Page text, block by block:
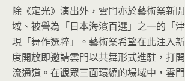
除《定光》演出外，雲門亦於藝術祭新
域、被譽為「日本海濱百選」之一的「
現「舞作選粹」。藝術祭希望在此注入
度開放即邀請雲門以共舞形式進駐，打
流通道。在觀眾三面環繞的場域中，雲